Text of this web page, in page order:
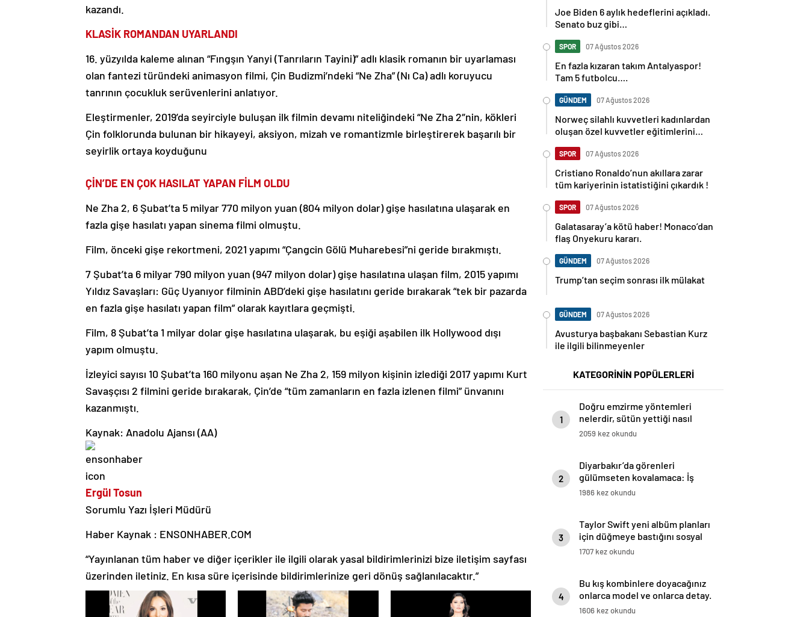
kazandı.
KLASİK ROMANDAN UYARLANDI
16. yüzyılda kaleme alınan “Fıngşın Yanyi (Tanrıların Tayini)” adlı klasik romanın bir uyarlaması
olan fantezi türündeki animasyon filmi, Çin Budizmi’ndeki “Ne Zha” (Nı Ca) adlı koruyucu
tanrının çocukluk serüvenlerini anlatıyor.
Eleştirmenler, 2019’da seyirciyle buluşan ilk filmin devamı niteliğindeki “Ne Zha 2″nin, kökleri
Çin folklorunda bulunan bir hikayeyi, aksiyon, mizah ve romantizmle birleştirerek başarılı bir
seyirlik ortaya koyduğunu
ÇİN’DE EN ÇOK HASILAT YAPAN FİLM OLDU
Ne Zha 2, 6 Şubat’ta 5 milyar 770 milyon yuan (804 milyon dolar) gişe hasılatına ulaşarak en
fazla gişe hasılatı yapan sinema filmi olmuştu.
Film, önceki gişe rekortmeni, 2021 yapımı “Çangcin Gölü Muharebesi”ni geride bırakmıştı.
7 Şubat’ta 6 milyar 790 milyon yuan (947 milyon dolar) gişe hasılatına ulaşan film, 2015 yapımı
Yıldız Savaşları: Güç Uyanıyor filminin ABD’deki gişe hasılatını geride bırakarak “tek bir pazarda
en fazla gişe hasılatı yapan film” olarak kayıtlara geçmişti.
Film, 8 Şubat’ta 1 milyar dolar gişe hasılatına ulaşarak, bu eşiği aşabilen ilk Hollywood dışı
yapım olmuştu.
İzleyici sayısı 10 Şubat’ta 160 milyonu aşan Ne Zha 2, 159 milyon kişinin izlediği 2017 yapımı Kurt
Savaşçısı 2 filmini geride bırakarak, Çin’de “tüm zamanların en fazla izlenen filmi” ünvanını
kazanmıştı.
Kaynak: Anadolu Ajansı (AA)
Ergül Tosun
Sorumlu Yazı İşleri Müdürü
Haber Kaynak : ENSONHABER.COM
“Yayınlanan tüm haber ve diğer içerikler ile ilgili olarak yasal bildirimlerinizi bize iletişim sayfası
üzerinden iletiniz. En kısa süre içerisinde bildirimlerinize geri dönüş sağlanılacaktır.”
Joe Biden 6 aylık hedeflerini açıkladı.
Senato buz gibi…
SPOR 07 Ağustos 2026
En fazla kızaran takım Antalyaspor!
Tam 5 futbolcu….
GÜNDEM 07 Ağustos 2026
Norweç silahlı kuvvetleri kadınlardan
oluşan özel kuvvetler eğitimlerini
SPOR 07 Ağustos 2026
Cristiano Ronaldo’nun akıllara zarar
tüm kariyerinin istatistiğini çıkardık !
SPOR 07 Ağustos 2026
Galatasaray’a kötü haber! Monaco’dan
flaş Onyekuru kararı.
GÜNDEM 07 Ağustos 2026
Trump’tan seçim sonrası ilk mülakat
GÜNDEM 07 Ağustos 2026
Avusturya başbakanı Sebastian Kurz
ile ilgili bilinmeyenler
KATEGORİNİN POPÜLERLERİ
1
Doğru emzirme yöntemleri
nelerdir, sütün yettiği nasıl
anlaşılır?
2059 kez okundu
2
Diyarbakır’da görenleri
gülümseten kovalamaca: İş
yerinden kaçtı karayoluna girdi,
1986 kez okundu
3
Taylor Swift yeni albüm planları
için düğmeye bastığını sosyal
medyadan duyurdu!
1707 kez okundu
4
Bu kış kombinlere doyacağınız
onlarca model ve onlarca detay.
1606 kez okundu